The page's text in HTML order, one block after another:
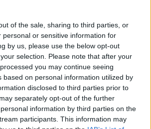
of the sale, sharing to third parties, or
personal or sensitive information for
by us, please use the below opt-out
selection. Please note that after your
you may continue seeing
based on personal information utilized by
disclosed to third parties prior to
separately opt-out of the further
information by third parties on the
participants. This information may
Parronchi, Aglauco Casadio, Fernando
Marco Moretti, Carlo Pedretti e tanti